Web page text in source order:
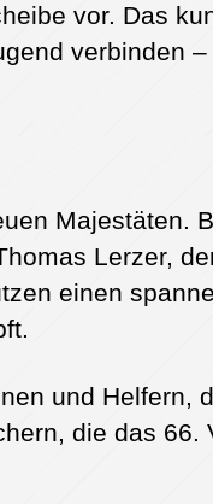
vor. Das
verbinden
Majestäten.
Lerzer,
einen
und Helfern,
die das